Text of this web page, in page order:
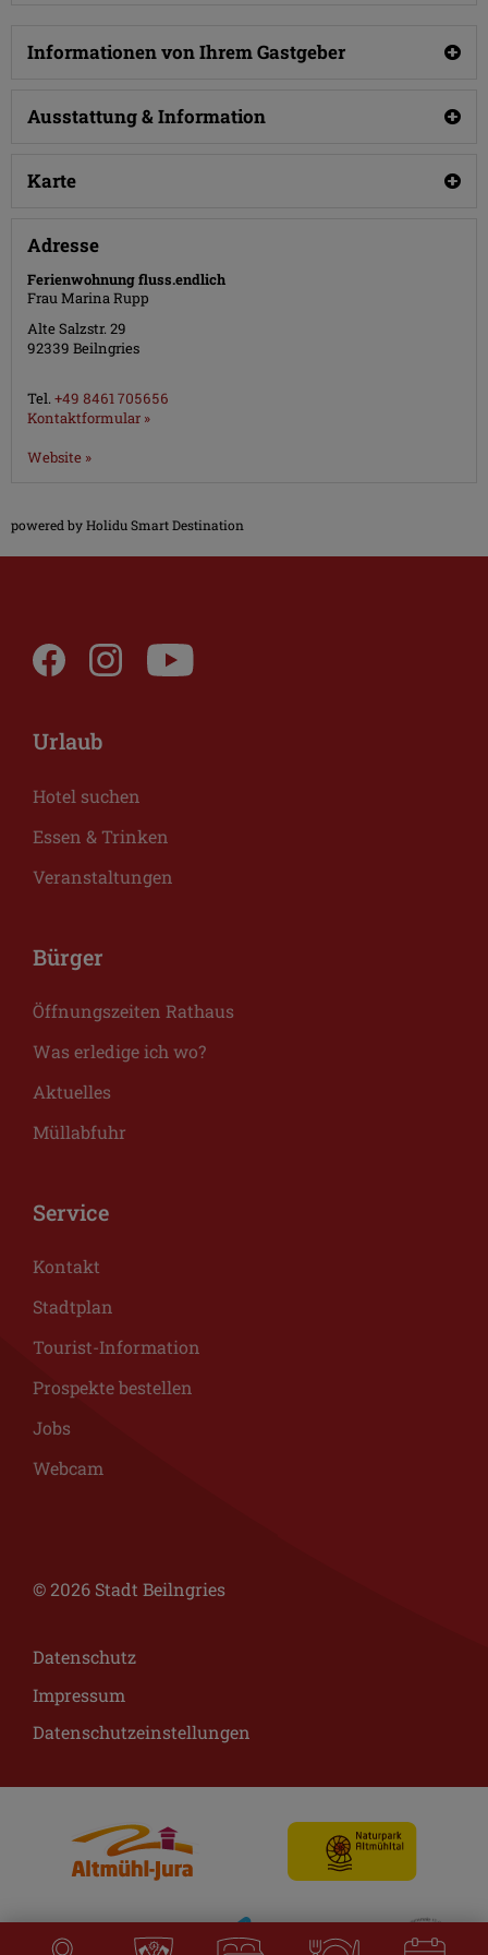
Informationen von Ihrem Gastgeber
Ausstattung & Information
Karte
Adresse
Ferienwohnung fluss.endlich
Frau Marina Rupp
Alte Salzstr. 29
92339 Beilngries
Tel. +49 8461 705656
Kontaktformular »
Website »
powered by Holidu Smart Destination
Urlaub
Hotel suchen
Essen & Trinken
Veranstaltungen
Bürger
Öffnungszeiten Rathaus
Was erledige ich wo?
Aktuelles
Müllabfuhr
Service
Kontakt
Stadtplan
Tourist-Information
Prospekte bestellen
Jobs
Webcam
© 2026 Stadt Beilngries
Datenschutz
Impressum
Datenschutzeinstellungen